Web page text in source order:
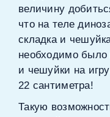
величину
что на теле
складка и
необходимо было
и чешуйки на
22 сантиметра!
Такую